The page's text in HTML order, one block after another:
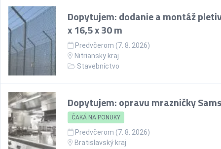
Dopytujem: dodanie a montáž
x 16,5 x 30 m
Predvčerom (7. 8. 2026)
Nitriansky kraj
Stavebníctvo
Dopytujem: opravu mrazničky
ČAKÁ NA PONUKY
Predvčerom (7. 8. 2026)
Bratislavský kraj